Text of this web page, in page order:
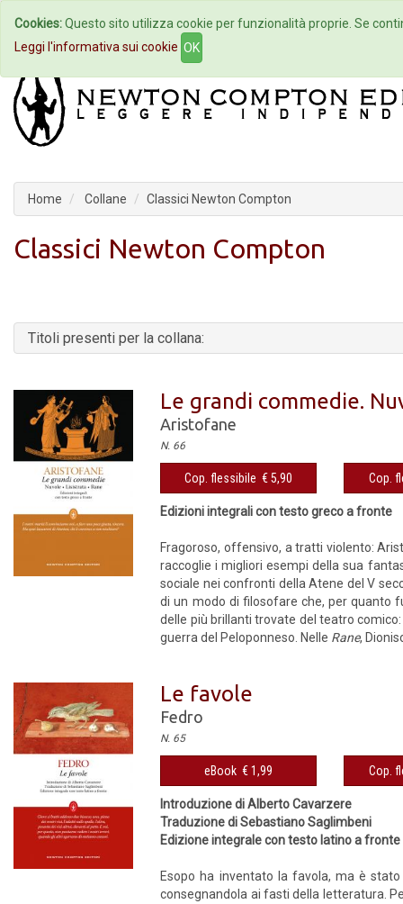
Home Autori Eventi
Home Collane Classici Newton Compton
Classici Newton Compton
Titoli presenti per la collana:
Le grandi commedie.
Aristofane
N. 66
Cop. flessibile € 5,90 Cop.
Edizioni integrali con testo greco a fronte
Fragoroso, offensivo, a tratti violento:
raccoglie i migliori esempi della sua
sociale nei confronti della Atene del V
di un modo di filosofare che, per quanto
delle più brillanti trovate del teatro
guerra del Peloponneso. Nelle Rane,
Le favole
Fedro
N. 65
eBook € 1,99 Cop.
Introduzione di Alberto Cavarzere
Traduzione di Sebastiano Saglimbeni
Edizione integrale con testo latino a fronte
Esopo ha inventato la favola, ma è
consegnandola ai fasti della letteratura.
Cookies:Questo sito utilizza cookie per funzionalità proprie. Se
Leggi l'informativa sui cookie OK